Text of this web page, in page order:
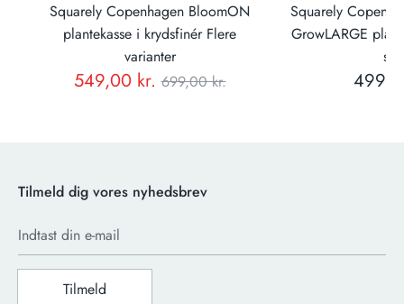
Squarely Copenhagen BloomON
plantekasse i krydsfinér Flere
varianter
549,00 kr. Normal
699,00 kr.
Squarely
GrowLARGE
Tilmeld dig vores nyhedsbrev
Indtast din e-mail
Tilmeld